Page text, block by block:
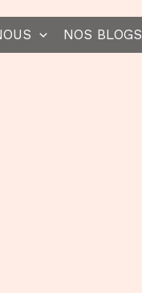
NOS BLOGS